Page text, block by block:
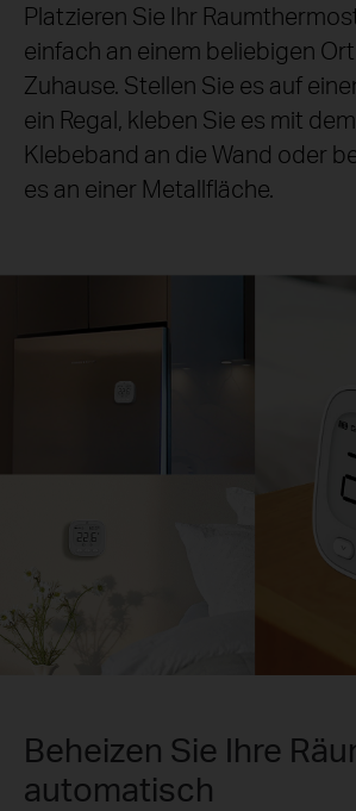
Platzieren Sie Ihr
einfach an einem beliebigen
Zuhause. Stellen Sie es auf
ein Regal, kleben Sie es mit
Klebeband an die Wand oder
es an einer Metallfläche.
Beheizen Sie Ihre
automatisch